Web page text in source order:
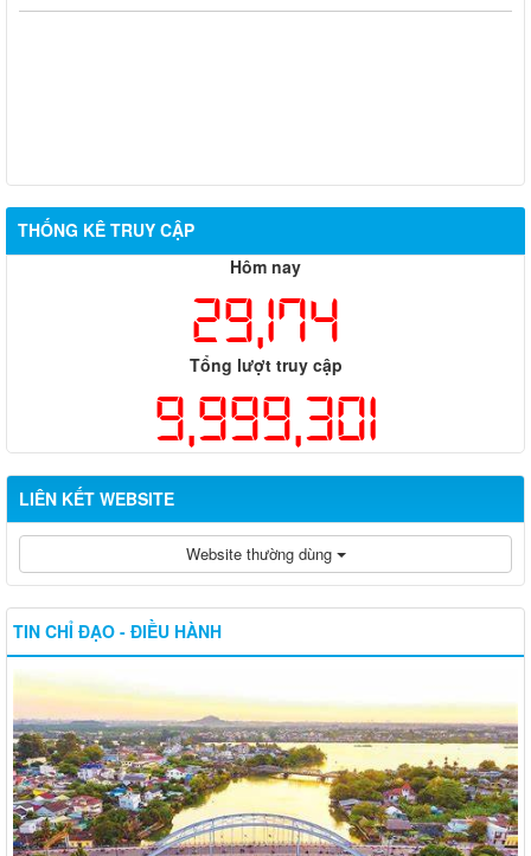
THỐNG KÊ TRUY CẬP
Hôm nay
29,174
Tổng lượt truy cập
9,999,301
LIÊN KẾT WEBSITE
Website thường dùng
TIN CHỈ ĐẠO - ĐIỀU HÀNH